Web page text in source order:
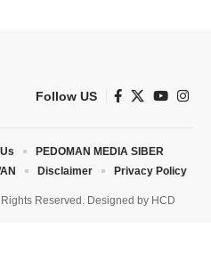
Follow US
Reserved. Designed by HCD
PEDOMAN MEDIA SIBER
Disclaimer Privacy Policy